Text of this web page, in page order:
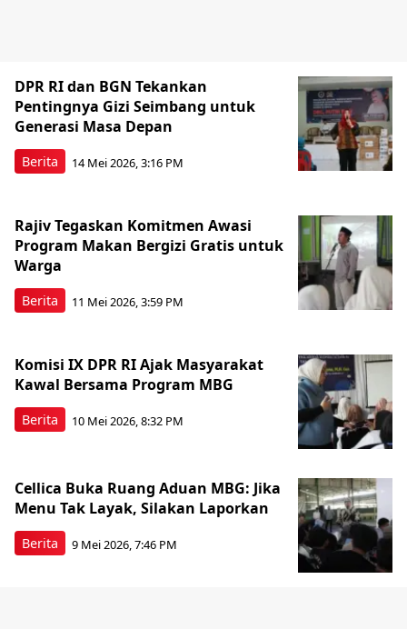
Berita
DPR RI dan BGN Tekankan
Pentingnya Gizi Seimbang untuk
Generasi Masa Depan
14 Mei 2026, 3:16 PM
Berita
Rajiv Tegaskan Komitmen Awasi
Program Makan Bergizi Gratis untuk
Warga
11 Mei 2026, 3:59 PM
Berita
Komisi IX DPR RI Ajak Masyarakat
Kawal Bersama Program MBG
10 Mei 2026, 8:32 PM
Berita
Cellica Buka Ruang Aduan MBG: Jika
Menu Tak Layak, Silakan Laporkan
9 Mei 2026, 7:46 PM